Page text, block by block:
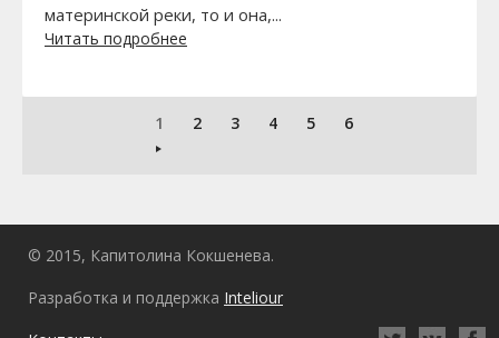
материнской реки, то и она,...
Читать подробнее
1 2 3 4 5 6
© 2015, Капитолина Кокшенева.
Разработка и поддержка Inteliour